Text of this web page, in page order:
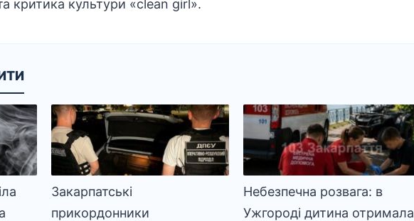
критика культури «clean girl».
Закарпатські
прикордонники
Небезпечна розвага: в
Ужгороді дитина отримала